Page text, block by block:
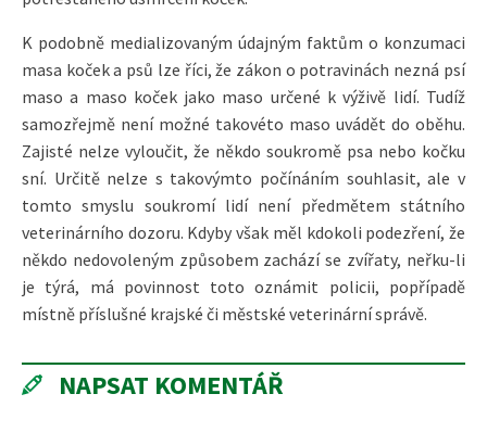
K podobně medializovaným údajným faktům o konzumaci
masa koček a psů lze říci, že zákon o potravinách nezná psí
maso a maso koček jako maso určené k výživě lidí. Tudíž
samozřejmě není možné takovéto maso uvádět do oběhu.
Zajisté nelze vyloučit, že někdo soukromě psa nebo kočku
sní. Určitě nelze s takovýmto počínáním souhlasit, ale v
tomto smyslu soukromí lidí není předmětem státního
veterinárního dozoru. Kdyby však měl kdokoli podezření, že
někdo nedovoleným způsobem zachází se zvířaty, neřku-li
je týrá, má povinnost toto oznámit policii, popřípadě
místně příslušné krajské či městské veterinární správě.
NAPSAT KOMENTÁŘ